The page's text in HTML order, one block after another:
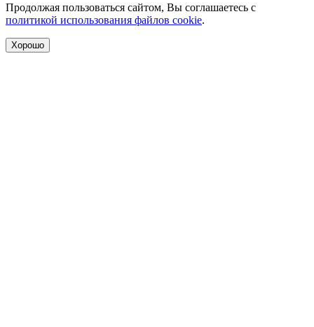
Продолжая пользоваться сайтом, Вы соглашаетесь с
политикой использования файлов cookie.
Хорошо